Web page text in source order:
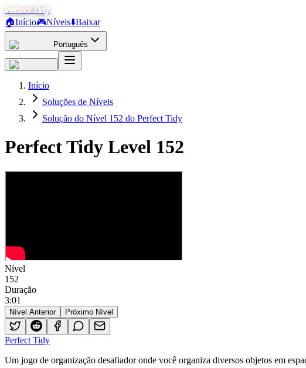
Perfect Tidy
🏠Início🎮Níveis⬇️Baixar
Português
Início
Soluções de Níveis
Solução do Nível 152 do Perfect Tidy
Perfect Tidy Level 152
Nível
152
Duração
3:01
Nível Anterior Próximo Nível
Perfect Tidy
Um jogo de organização desafiador onde você organiza diversos objetos em